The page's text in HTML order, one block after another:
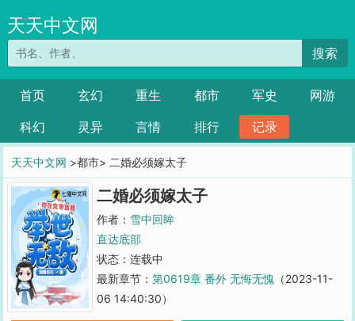
天天中文网
搜索
首页 玄幻 重生 都市 军史
网游
科幻
灵异 言情 排行 记录
天天中文网 >都市> 二婚必须嫁太子
二婚必须嫁太子
作者： 雪中回眸
直达底部
状态：连载中
最新章节： 第0619章 番外 无悔无愧（2023-11-
06 14:40:30）